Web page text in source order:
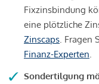
Fixzinsbindung
eine plötzliche
Zinscaps. Fragen
Finanz-Experten.
Sondertilgung